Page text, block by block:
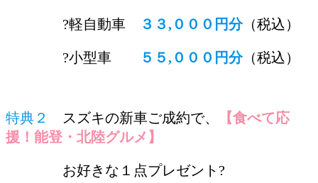
?軽自動車 ３３,０００円分（税込）
?小型車 ５５,０００円分（税込）
特典２ スズキの新車ご成約で、
【食べて応
援！能登・北陸グルメ】
お好きな１点プレゼント?